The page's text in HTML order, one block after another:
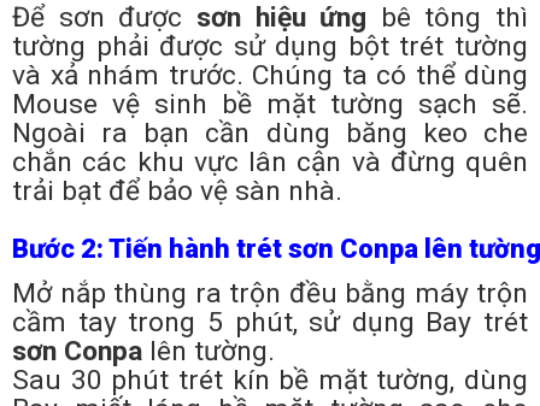
Để sơn được sơn hiệu ứng bê tông thì
tường phải được sử dụng bột trét tường
và xả nhám trước. Chúng ta có thể dùng
Mouse vệ sinh bề mặt tường sạch sẽ.
Ngoài ra bạn cần dùng băng keo che
chắn các khu vực lân cận và đừng quên
trải bạt để bảo vệ sàn nhà.
Bước 2: Tiến hành trét sơn Conpa lên tường
Mở nắp thùng ra trộn đều bằng máy trộn
cầm tay trong 5 phút, sử dụng Bay trét
sơn Conpa lên tường.
Sau 30 phút trét kín bề mặt tường, dùng